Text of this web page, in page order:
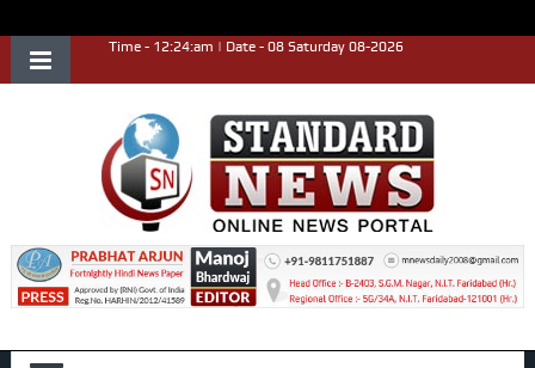
Time - 12:24:am | Date - 08 Saturday 08-2026